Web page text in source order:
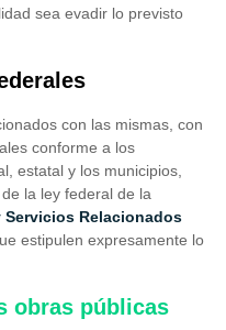
sea evadir lo previsto
con las mismas, con
conforme a los
estatal y los municipios,
la ley federal de la
Servicios Relacionados
estipulen expresamente lo
obras públicas